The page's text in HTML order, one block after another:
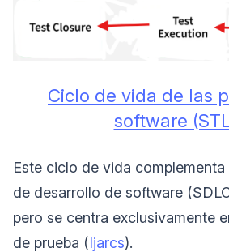
Ciclo de vida de las
software
Este ciclo de vida
de desarrollo de software
pero se centra exclusivamente
de prueba (Ijarcs).